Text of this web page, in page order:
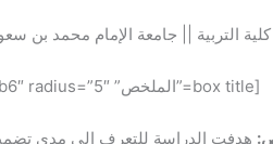
كلية التربية || جامعة الإمام محمد بن
[box title=”الملخص” style=”glass” box_color=”#0875b6″ radius=”5″]